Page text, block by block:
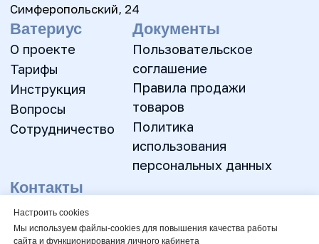
Настроить cookies
Мы используем файлы-cookies для повышения качества работы
сайта и функционирования личного кабинета